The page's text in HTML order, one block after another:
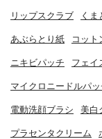
リップスクラブ く
あぶらとり紙 コット
ニキビパッチ フェイ
マイクロニードルパッ
電動洗顔ブラシ 美白
プラセンタクリーム